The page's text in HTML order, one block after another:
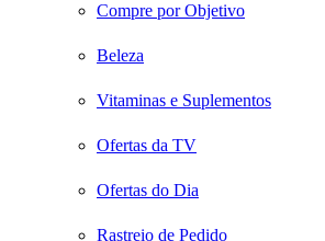
Compre por Objetivo
Beleza
Vitaminas e Suplementos
Ofertas da TV
Ofertas do Dia
Rastreio de Pedido